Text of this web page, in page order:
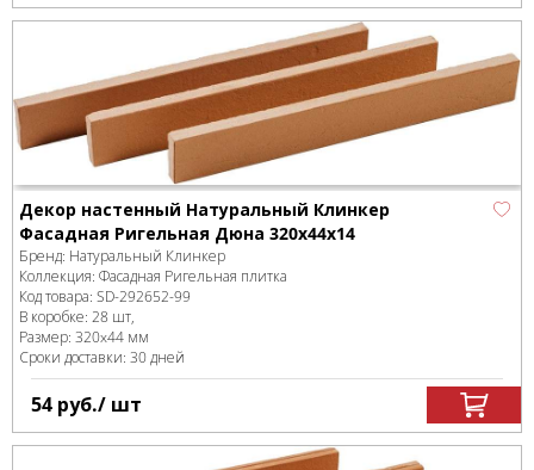
Декор настенный Натуральный Клинкер
Фасадная Ригельная Дюна 320x44x14
Бренд: Натуральный Клинкер
Коллекция: Фасадная Ригельная плитка
Код товара: SD-292652-99
В коробке: 28 шт,
Размер: 320x44 мм
Сроки доставки: 30 дней
54 руб./ шт